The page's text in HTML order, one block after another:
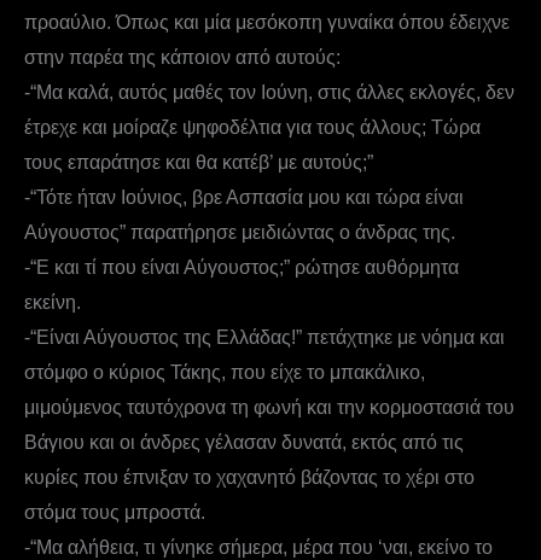
προαύλιο. Όπως και μία μεσόκοπη γυναίκα όπου έδειχνε
στην παρέα της κάποιον από αυτούς:
-“Μα καλά, αυτός μαθές τον Ιούνη, στις άλλες εκλογές, δεν
έτρεχε και μοίραζε ψηφοδέλτια για τους άλλους; Τώρα
τους επαράτησε και θα κατέβ’ με αυτούς;”
-“Τότε ήταν Ιούνιος, βρε Ασπασία μου και τώρα είναι
Αύγουστος” παρατήρησε μειδιώντας ο άνδρας της.
-“Ε και τί που είναι Αύγουστος;” ρώτησε αυθόρμητα
εκείνη.
-“Είναι Αύγουστος της Ελλάδας!” πετάχτηκε με νόημα και
στόμφο ο κύριος Τάκης, που είχε το μπακάλικο,
μιμούμενος ταυτόχρονα τη φωνή και την κορμοστασιά του
Βάγιου και οι άνδρες γέλασαν δυνατά, εκτός από τις
κυρίες που έπνιξαν το χαχανητό βάζοντας το χέρι στο
στόμα τους μπροστά.
-“Μα αλήθεια, τι γίνηκε σήμερα, μέρα που ‘ναι, εκείνο το